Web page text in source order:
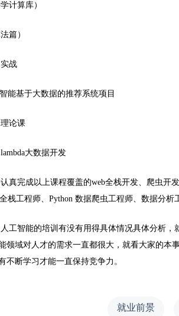
计算库）
篇）
战
能基于大数据的推荐系统项目
论课
大数据开发
真完成以上课程覆盖的web全栈开发、爬虫开
栈工程师、Python 数据爬虫工程师、数据分析
工智能的培训有没有用得具体情况具体分析
领域对人才的需求一直都很大，就看大家的
不断学习才能一直保持竞争力。
就业前景